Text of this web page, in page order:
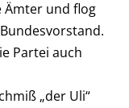
Ämter und flog
Partei auch
„der Uli“